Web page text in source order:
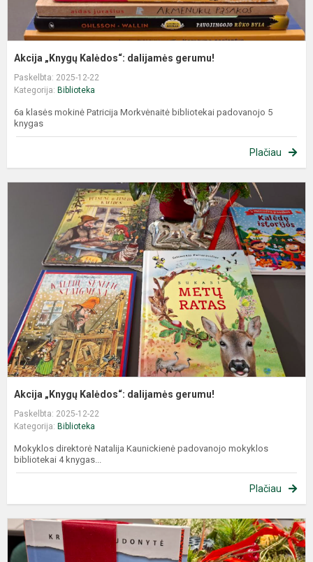
Akcija „Knygų Kalėdos“: dalijamės gerumu!
Paskelbta: 2025-12-22
Kategorija: Biblioteka
6a klasės mokinė Patricija Morkvėnaitė bibliotekai padovanojo 5
knygas
Plačiau
Akcija „Knygų Kalėdos“: dalijamės gerumu!
Paskelbta: 2025-12-22
Kategorija: Biblioteka
Mokyklos direktorė Natalija Kaunickienė padovanojo mokyklos
bibliotekai 4 knygas...
Plačiau